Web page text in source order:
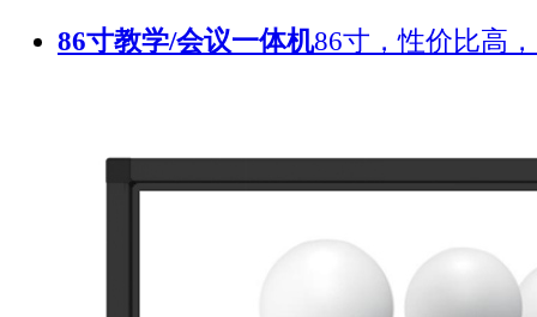
86寸教学/会议一体机86寸，性价比高